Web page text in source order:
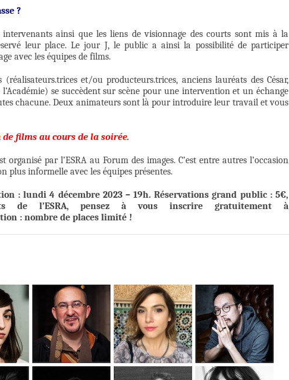
?
ainsi que les liens de visionnage des courts sont mis à la
leur place. Le jour J, le public a ainsi la possibilité de participer
avec les équipes de films.
(réalisateurs.trices et/ou producteurs.trices, anciens lauréats des César,
se succèdent sur scène pour une intervention et un échange
chacune. Deux animateurs sont là pour introduire leur travail et vous
films au cours de la soirée.
organisé par l’ESRA au Forum des images. C’est entre autres l’occasion
plus informelle avec les équipes présentes.
: lundi 4 décembre 2023 – 19h. Réservations grand public : 5€,
de l’ESRA, pensez à vous inscrire gratuitement à
: nombre de places limité !